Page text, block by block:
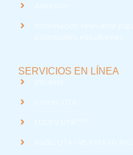
SERVICIOS EN LÍNEA